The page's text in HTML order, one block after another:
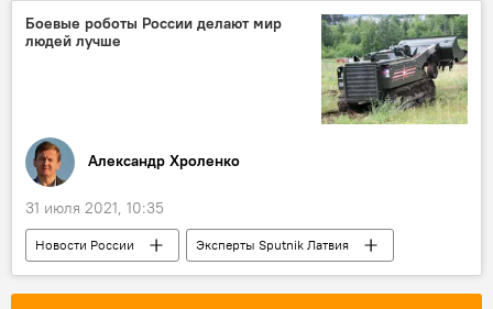
Боевые роботы России делают мир
людей лучше
Александр Хроленко
31 июля 2021, 10:35
Новости России
Эксперты Sputnik Латвия
Колумнисты
Россия